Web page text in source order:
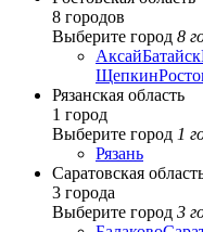
8 городов
Выберите город 8
АксайБатайск
Щепкин
Рязанская область
1 город
Выберите город 1
Рязань
Саратовская
3 города
Выберите город 3